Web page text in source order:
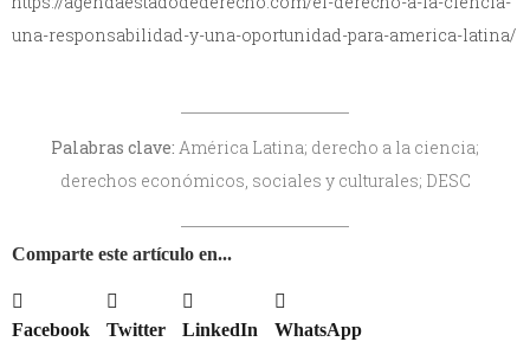
una-responsabilidad-y-una-oportunidad-para-america-latina/
Palabras clave: América Latina; derecho a la ciencia;
derechos económicos, sociales y culturales; DESC
Comparte este artículo en...
Facebook Twitter LinkedIn WhatsApp